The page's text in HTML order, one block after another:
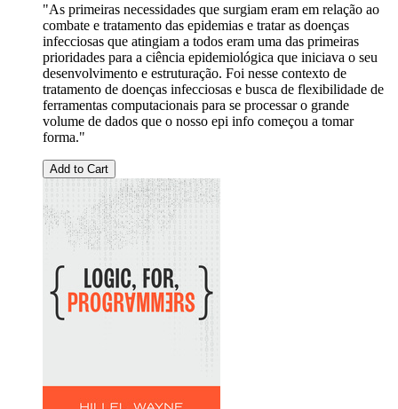
"As primeiras necessidades que surgiam eram em relação ao
combate e tratamento das epidemias e tratar as doenças
infecciosas que atingiam a todos eram uma das primeiras
prioridades para a ciência epidemiológica que iniciava o seu
desenvolvimento e estruturação. Foi nesse contexto de
tratamento de doenças infecciosas e busca de flexibilidade de
ferramentas computacionais para se processar o grande
volume de dados que o nosso epi info começou a tomar
forma."
Add to Cart